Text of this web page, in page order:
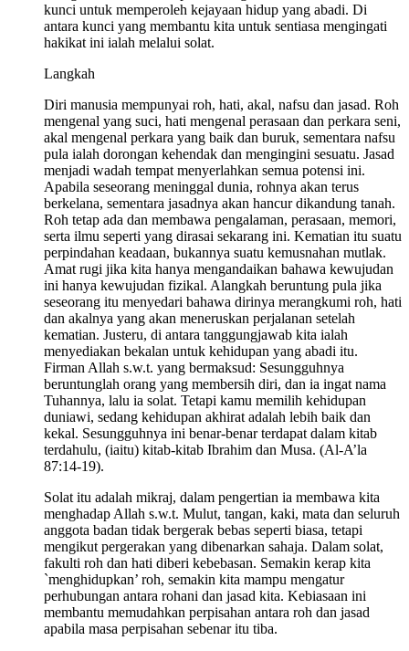
kunci untuk memperoleh kejayaan hidup yang abadi. Di
antara kunci yang membantu kita untuk sentiasa mengingati
hakikat ini ialah melalui solat.
Langkah
Diri manusia mempunyai roh, hati, akal, nafsu dan jasad. Roh
mengenal yang suci, hati mengenal perasaan dan perkara seni,
akal mengenal perkara yang baik dan buruk, sementara nafsu
pula ialah dorongan kehendak dan mengingini sesuatu. Jasad
menjadi wadah tempat menyerlahkan semua potensi ini.
Apabila seseorang meninggal dunia, rohnya akan terus
berkelana, sementara jasadnya akan hancur dikandung tanah.
Roh tetap ada dan membawa pengalaman, perasaan, memori,
serta ilmu seperti yang dirasai sekarang ini. Kematian itu suatu
perpindahan keadaan, bukannya suatu kemusnahan mutlak.
Amat rugi jika kita hanya mengandaikan bahawa kewujudan
ini hanya kewujudan fizikal. Alangkah beruntung pula jika
seseorang itu menyedari bahawa dirinya merangkumi roh, hati
dan akalnya yang akan meneruskan perjalanan setelah
kematian. Justeru, di antara tanggungjawab kita ialah
menyediakan bekalan untuk kehidupan yang abadi itu.
Firman Allah s.w.t. yang bermaksud: Sesungguhnya
beruntunglah orang yang membersih diri, dan ia ingat nama
Tuhannya, lalu ia solat. Tetapi kamu memilih kehidupan
duniawi, sedang kehidupan akhirat adalah lebih baik dan
kekal. Sesungguhnya ini benar-benar terdapat dalam kitab
terdahulu, (iaitu) kitab-kitab Ibrahim dan Musa. (Al-A’la
87:14-19).
Solat itu adalah mikraj, dalam pengertian ia membawa kita
menghadap Allah s.w.t. Mulut, tangan, kaki, mata dan seluruh
anggota badan tidak bergerak bebas seperti biasa, tetapi
mengikut pergerakan yang dibenarkan sahaja. Dalam solat,
fakulti roh dan hati diberi kebebasan. Semakin kerap kita
`menghidupkan’ roh, semakin kita mampu mengatur
perhubungan antara rohani dan jasad kita. Kebiasaan ini
membantu memudahkan perpisahan antara roh dan jasad
apabila masa perpisahan sebenar itu tiba.